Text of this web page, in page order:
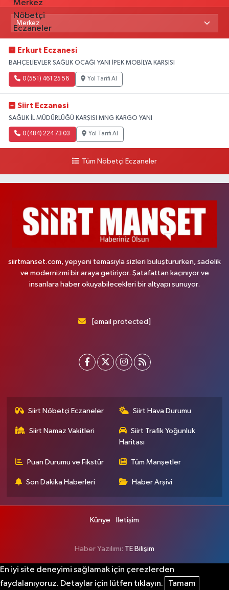
Erkurt Eczanesi
BAHÇELİEVLER SAĞLIK OCAĞI YANI İPEK MOBİLYA KARŞISI
0 (551) 461 25 56 Yol Tarifi Al
Siirt Eczanesi
SAĞLIK İL MÜDÜRLÜĞÜ KARŞISI MNG KARGO YANI
0 (484) 224 73 03 Yol Tarifi Al
Tüm Nöbetçi Eczaneler
siirtmanset.com, yepyeni temasıyla sizleri buluştururken, sadelik
ve modernizmi bir araya getiriyor. Şatafattan kaçınıyor ve
insanlara haber okuyabilecekleri bir altyapı sunuyor.
[email protected]
Siirt Nöbetçi Eczaneler Siirt Hava Durumu
Siirt Namaz Vakitleri
Siirt Trafik Yoğunluk
Haritası
Puan Durumu ve Fikstür Tüm Manşetler
Son Dakika Haberleri Haber Arşivi
Künye İletişim
Haber Yazılımı: TE Bilişim
En iyi site deneyimi sağlamak için çerezlerden
faydalanıyoruz. Detaylar için lütfen tıklayın.
Tamam